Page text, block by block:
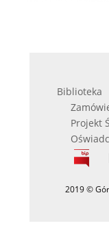
Biblioteka
Projekt
2019 ©